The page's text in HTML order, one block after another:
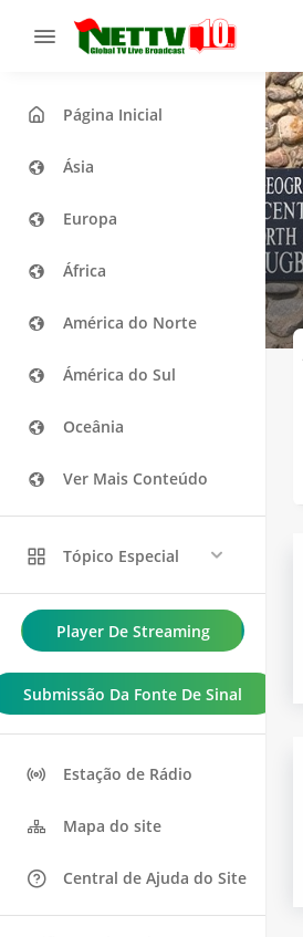
Página Inicial
Ásia
Europa
África
América do Norte
Ámérica do Sul
Oceânia
Ver Mais Conteúdo
Tópico Especial
Player De Streaming
Submissão Da Fonte De Sinal
Estação de Rádio
Mapa do site
Central de Ajuda do Site